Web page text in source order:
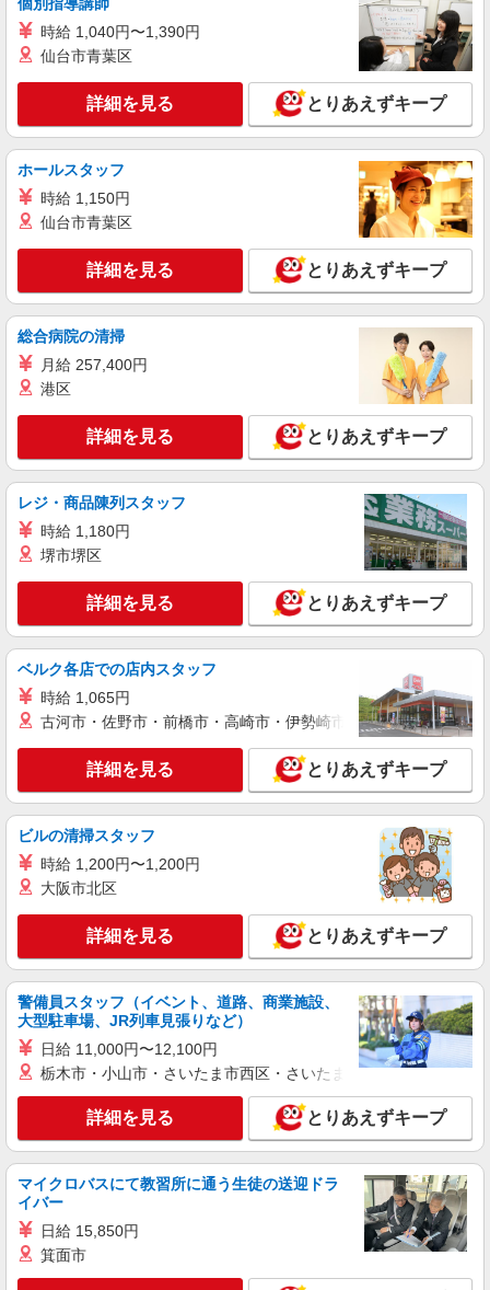
時給 1,040円〜1,390円
仙台市青葉区
詳細を見る とりあえずキープ
ホールスタッフ
時給 1,150円
仙台市青葉区
詳細を見る とりあえずキープ
総合病院の清掃
月給 257,400円
港区
詳細を見る とりあえずキープ
レジ・商品陳列スタッフ
時給 1,180円
堺市堺区
詳細を見る とりあえずキープ
ベルク各店での店内スタッフ
時給 1,065円
古河市・佐野市・前橋市・高崎市・伊勢崎市・太田市・館林市
詳細を見る とりあえずキープ
ビルの清掃スタッフ
時給 1,200円〜1,200円
大阪市北区
詳細を見る とりあえずキープ
警備員スタッフ（イベント、道路、商業施設、
大型駐車場、JR列車見張りなど）
日給 11,000円〜12,100円
栃木市・小山市・さいたま市西区・さいたま市岩槻区・久喜市・
詳細を見る とりあえずキープ
マイクロバスにて教習所に通う生徒の送迎ドラ
イバー
日給 15,850円
箕面市